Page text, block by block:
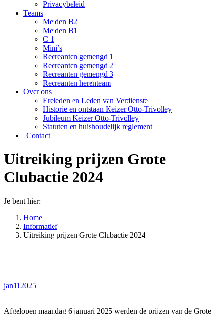
Privacybeleid
Teams
Meiden B2
Meiden B1
C 1
Mini’s
Recreanten gemengd 1
Recreanten gemengd 2
Recreanten gemengd 3
Recreanten herenteam
Over ons
Ereleden en Leden van Verdienste
Historie en ontstaan Keizer Otto-Trivolley
Jubileum Keizer Otto-Trivolley
Statuten en huishoudelijk reglement
Contact
Uitreiking prijzen Grote
Clubactie 2024
Je bent hier:
Home
Informatief
Uitreiking prijzen Grote Clubactie 2024
jan11 2025
Afgelopen maandag 6 januari 2025 werden de prijzen van de Grote